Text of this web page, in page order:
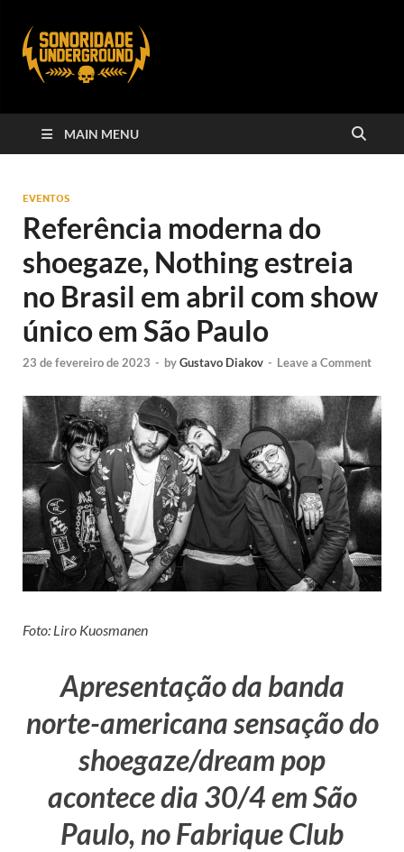
MAIN MENU
EVENTOS
Referência moderna do
shoegaze, Nothing estreia
no Brasil em abril com show
único em São Paulo
23 de fevereiro de 2023 - byGustavo Diakov - Leave a Comment
Foto: Liro Kuosmanen
Apresentação da banda
norte-americana sensação do
shoegaze/dream pop
acontece dia 30/4 em São
Paulo, no Fabrique Club